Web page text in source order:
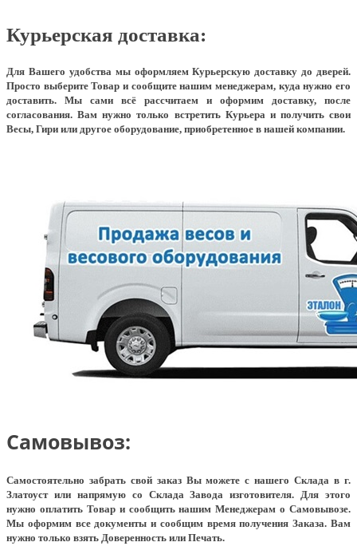
Курьерская доставка:
Для Вашего удобства мы оформляем Курьерскую доставку до дверей.
Просто выберите Товар и сообщите нашим менеджерам, куда нужно его
доставить. Мы сами всё рассчитаем и оформим доставку, после
согласования. Вам нужно только встретить Курьера и получить свои
Весы, Гири или другое оборудование, приобретенное в нашей компании.
Самовывоз:
Самостоятельно забрать свой заказ Вы можете с нашего Склада в г.
Златоуст или напрямую со Склада Завода изготовителя. Для этого
нужно оплатить Товар и сообщить нашим Менеджерам о Самовывозе.
Мы оформим все документы и сообщим время получения Заказа. Вам
нужно только взять Доверенность или Печать.